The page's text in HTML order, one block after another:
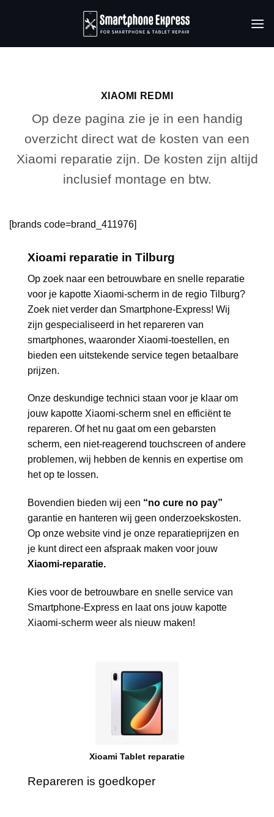
XIAOMI REDMI
Op deze pagina zie je in een handig
overzicht direct wat de kosten van een
Xiaomi reparatie zijn. De kosten zijn altijd
inclusief montage en btw.
[brands code=brand_411976]
Xioami reparatie in Tilburg
Op zoek naar een betrouwbare en snelle reparatie
voor je kapotte Xiaomi-scherm in de regio Tilburg?
Zoek niet verder dan Smartphone-Express! Wij
zijn gespecialiseerd in het repareren van
smartphones, waaronder Xiaomi-toestellen, en
bieden een uitstekende service tegen betaalbare
prijzen.
Onze deskundige technici staan voor je klaar om
jouw kapotte Xiaomi-scherm snel en efficiënt te
repareren. Of het nu gaat om een gebarsten
scherm, een niet-reagerend touchscreen of andere
problemen, wij hebben de kennis en expertise om
het op te lossen.
Bovendien bieden wij een “no cure no pay”
garantie en hanteren wij geen onderzoekskosten.
Op onze website vind je onze reparatieprijzen en
je kunt direct een afspraak maken voor jouw
Xiaomi-reparatie.
Kies voor de betrouwbare en snelle service van
Smartphone-Express en laat ons jouw kapotte
Xiaomi-scherm weer als nieuw maken!
Xioami Tablet reparatie
Repareren is goedkoper